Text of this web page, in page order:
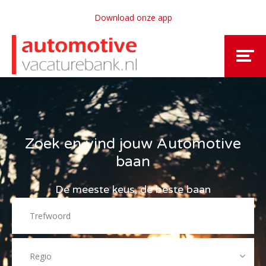
Download onze app
Zoek en vind jouw Automotive
baan
De meeste keus, de beste baan